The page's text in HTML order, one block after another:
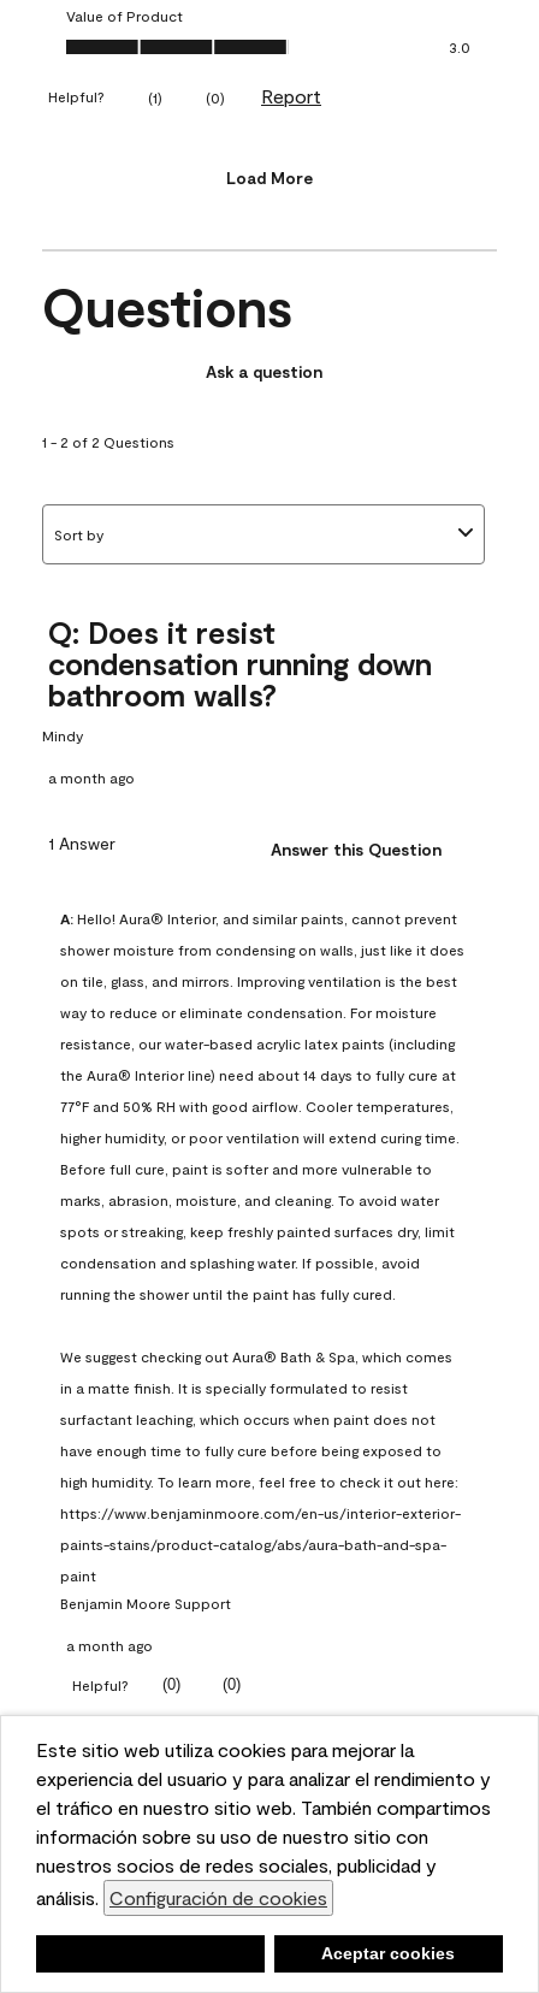
This website uses cookies to enhance user experience
and to analyze performance and traffic on our website.
We also share information about your use of our site
with our social media, advertising, and analytics
partners. Cookie Settings
Accept Cookies
Este sitio web utiliza cookies para mejorar la
experiencia del usuario y para analizar el rendimiento y
el tráfico en nuestro sitio web. También compartimos
información sobre su uso de nuestro sitio con
nuestros socios de redes sociales, publicidad y
análisis. Configuración de cookies
Aceptar cookies
Value of Product
Value of Product, 3.0 out of 5
3.0
Helpful? (1) (0) Report
Load More
Questions
Ask a question
1 - 2 of 2 Questions
Sort by
Q: Does it resist
condensation running down
bathroom walls?
Mindy
a month ago
1 Answer Answer this Question
A: Hello! Aura® Interior, and similar paints, cannot prevent
shower moisture from condensing on walls, just like it does
on tile, glass, and mirrors. Improving ventilation is the best
way to reduce or eliminate condensation. For moisture
resistance, our water-based acrylic latex paints (including
the Aura® Interior line) need about 14 days to fully cure at
77°F and 50% RH with good airflow. Cooler temperatures,
higher humidity, or poor ventilation will extend curing time.
Before full cure, paint is softer and more vulnerable to
marks, abrasion, moisture, and cleaning. To avoid water
spots or streaking, keep freshly painted surfaces dry, limit
condensation and splashing water. If possible, avoid
running the shower until the paint has fully cured.
We suggest checking out Aura® Bath & Spa, which comes
in a matte finish. It is specially formulated to resist
surfactant leaching, which occurs when paint does not
have enough time to fully cure before being exposed to
high humidity. To learn more, feel free to check it out here:
https://www.benjaminmoore.com/en-us/interior-exterior-
paints-stains/product-catalog/abs/aura-bath-and-spa-
paint
Benjamin Moore Support
a month ago
Helpful? (0) (0)
Q: What Aura paint color
should I use in north facing
entryway?
a month ago